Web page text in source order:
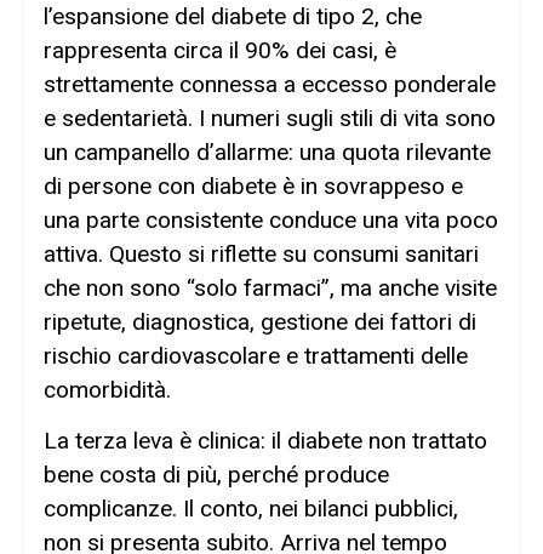
l’espansione del diabete di tipo 2, che
rappresenta circa il 90% dei casi, è
strettamente connessa a eccesso ponderale
e sedentarietà. I numeri sugli stili di vita sono
un campanello d’allarme: una quota rilevante
di persone con diabete è in sovrappeso e
una parte consistente conduce una vita poco
attiva. Questo si riflette su consumi sanitari
che non sono “solo farmaci”, ma anche visite
ripetute, diagnostica, gestione dei fattori di
rischio cardiovascolare e trattamenti delle
comorbidità.
La terza leva è clinica: il diabete non trattato
bene costa di più, perché produce
complicanze. Il conto, nei bilanci pubblici,
non si presenta subito. Arriva nel tempo